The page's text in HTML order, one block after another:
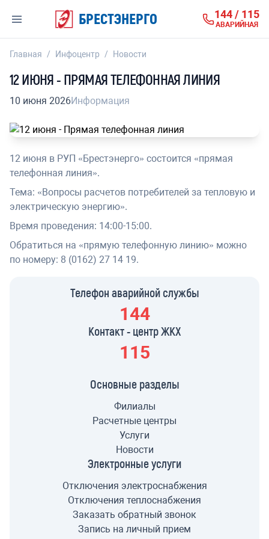
БРЕСТЭНЕРГО 144 / 115
АВАРИЙНАЯ
Главная / Инфоцентр / Новости
12 ИЮНЯ - ПРЯМАЯ ТЕЛЕФОННАЯ ЛИНИЯ
10 июня 2026Информация
12 июня в РУП «Брестэнерго» состоится «прямая
телефонная линия».
Тема: «Вопросы расчетов потребителей за тепловую и
электрическую энергию».
Время проведения: 14:00-15:00.
Обратиться на «прямую телефонную линию» можно
по номеру: 8 (0162) 27 14 19.
Телефон аварийной службы
144
Контакт - центр ЖКХ
115
Основные разделы
Филиалы
Расчетные центры
Услуги
Новости
Электронные услуги
Отключения электроснабжения
Отключения теплоснабжения
Заказать обратный звонок
Запись на личный прием